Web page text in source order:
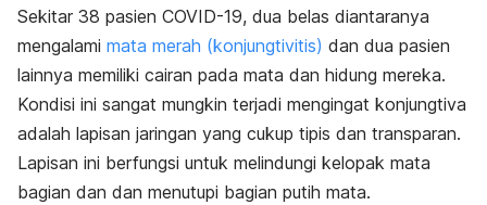
Sekitar 38 pasien COVID-19, dua belas diantaranya
mengalami mata merah (konjungtivitis) dan dua pasien
lainnya memiliki cairan pada mata dan hidung mereka.
Kondisi ini sangat mungkin terjadi mengingat konjungtiva
adalah lapisan jaringan yang cukup tipis dan transparan.
Lapisan ini berfungsi untuk melindungi kelopak mata
bagian dan dan menutupi bagian putih mata.